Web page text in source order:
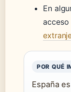
En
POR QUÉ
España